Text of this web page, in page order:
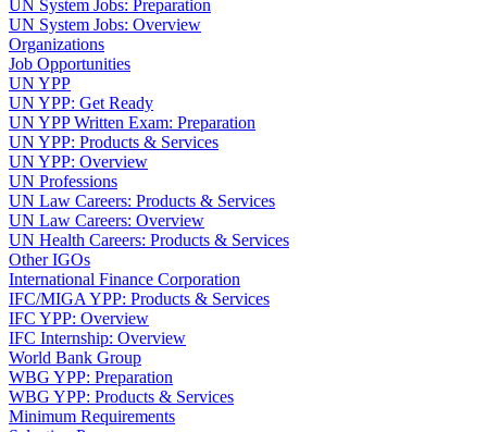
UN System Jobs: Preparation
UN System Jobs: Overview
Organizations
Job Opportunities
UN YPP
UN YPP: Get Ready
UN YPP Written Exam: Preparation
UN YPP: Products & Services
UN YPP: Overview
UN Professions
UN Law Careers: Products & Services
UN Law Careers: Overview
UN Health Careers: Products & Services
Other IGOs
International Finance Corporation
IFC/MIGA YPP: Products & Services
IFC YPP: Overview
IFC Internship: Overview
World Bank Group
WBG YPP: Preparation
WBG YPP: Products & Services
Minimum Requirements